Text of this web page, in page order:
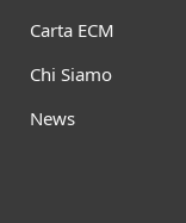
Carta ECM
Chi Siamo
News